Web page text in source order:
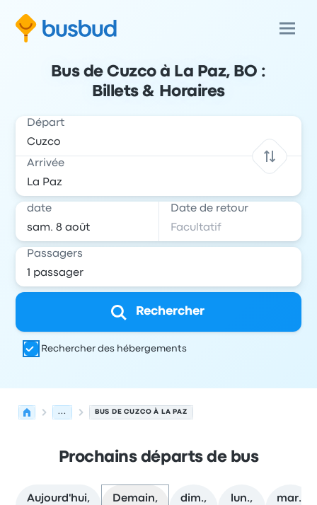
Bus de Cuzco à La Paz, BO :
Billets & Horaires
Départ
Arrivée
date Date de retour
Passagers
Rechercher
Rechercher des hébergements
... BUS DE CUZCO À LA PAZ
Prochains départs de bus
Aujourd'hui,
Demain,
dim.,
lun.,
mar.,